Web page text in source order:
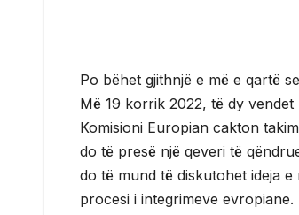
Po bëhet gjithnjë e më e qartë
Më 19 korrik 2022, të dy
Komisioni Europian cakton
do të presë një qeveri të
do të mund të diskutohet ideja
procesi i integrimeve evropiane.